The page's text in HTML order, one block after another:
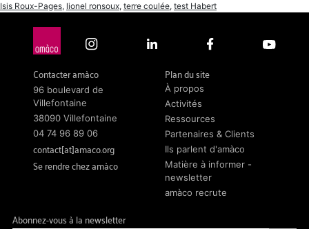
Isis Roux-Pages, lionel ronsoux, terre coulée, test Habert
Contacter amàco
96 boulevard de
Villefontaine
38090 Villefontaine
04 74 96 89 06
contact[at]amaco.org
Se rendre chez amàco
Plan du site
À propos
Activités
Ressources
Partenaires & Clients
Ils parlent d'amàco
Matière à informer -
newsletter
amàco recrute
Abonnez-vous à la newsletter